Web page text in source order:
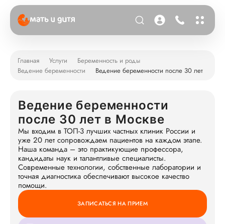
Главная Услуги
Беременность и роды
Ведение беременности
Ведение беременности после 30 лет
Ведение беременности
после 30 лет в Москве
Мы входим в ТОП-3 лучших частных клиник России и
уже 20 лет сопровождаем пациентов на каждом этапе.
Наша команда – это практикующие профессора,
кандидаты наук и талантливые специалисты.
Современные технологии, собственные лаборатории и
точная диагностика обеспечивают высокое качество
помощи.
ЗАПИСАТЬСЯ НА ПРИЕМ